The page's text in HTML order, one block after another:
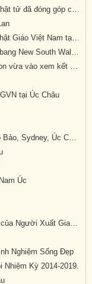
Cảm Tạ và Tán Thán Công Đức quý Phật tử đã đóng góp công sức cho Đại Hội Kỳ 6 thành tựu viên mãn
Phương hướng bảo vệ và phát triển Phật Giáo Việt Nam tại Úc Châu (Luật Sư Đào Tăng Dực, pháp danh: Chúc Phán)
Chùa A Di Đà, vùng Canley Vale. Tiểu bang New South Wales. Australia.
Mẹ Việt Nam Tôi Mãi Vẫn Còn Đây (Con vừa vào xem kết quả Đại Hội Khoáng Đại Kỳ 6 của GHPGVNTNHN tại Úc Đại Lợi và Tân Tây Lan được tổ chức tại Tu Viện Quảng Đức với bản Quyết Nghị Đại Hội thật tuyệt vời: Giáo Hội lên án hành động xâm lấn
tại Úc Châu
Tự Viện Pháp Bảo và Thiền Lâm Pháp Bảo, Sydney, Úc Châu
Úc
Trách Nhiệm Hoằng Pháp là Sứ Mệnh của Người Xuất Gia Trong Thời Đại Mới
Nghiệm Sống Đẹp
Nhiệm Kỳ 2014-2019.